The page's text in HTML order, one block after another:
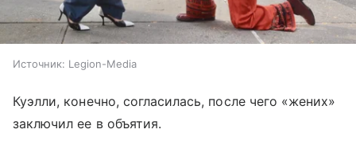
Источник: Legion-Media
Куэлли, конечно, согласилась, после чего «жених»
заключил ее в объятия.